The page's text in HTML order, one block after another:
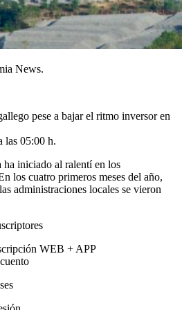
News.
pese a bajar el ritmo inversor en
las 05:00 h.
iniciado al ralentí en los
los cuatro primeros meses del año,
administraciones locales se vieron
WEB + APP